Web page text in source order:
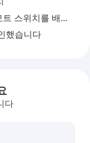
를 배선했습니다
했습니다
극소 유압 팩
전 밸브 207Bar
솔레노이드 밸브
다